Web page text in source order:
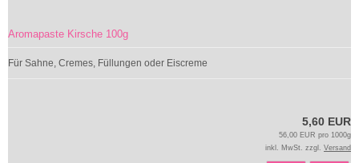
Aromapaste Kirsche 100g
Für Sahne, Cremes, Füllungen oder Eiscreme
5,60 EUR
56,00 EUR pro 1000g
inkl. MwSt. zzgl. Versand